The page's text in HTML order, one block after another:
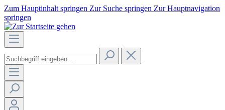
Zum Hauptinhalt springen Zur Suche springen Zur Hauptnavigation
springen